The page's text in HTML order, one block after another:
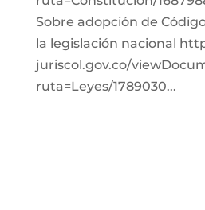
Sobre adopción de
la legislación nacional
juriscol.gov.co/
ruta=Leyes/1789030...